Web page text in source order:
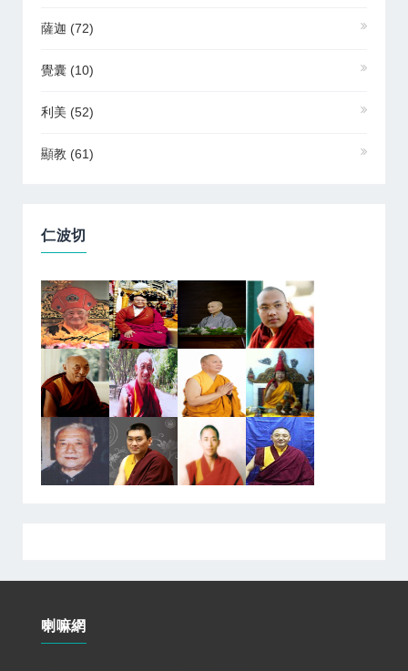
薩迦 (72)
覺囊 (10)
利美 (52)
顯教 (61)
仁波切
喇嘛網